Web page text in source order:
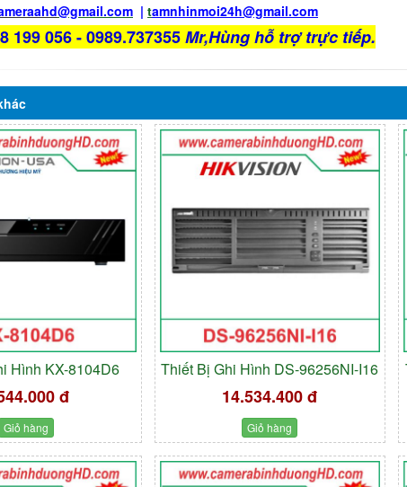
@gmail.com | tamnhinmoi24h@gmail.com
199 056 - 0989.737355Mr,Hùng hỗ trợ trực tiếp.
Hình KX-8104D6
đ
Giỏ hàng
Thiết Bị Ghi Hình DS-96256NI-I16
14.534.400 đ
Giỏ hàng